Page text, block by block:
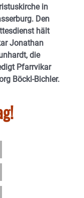
in
Den
hält
Jonathan
die
Pfarrvikar
Böckl-Bichler.